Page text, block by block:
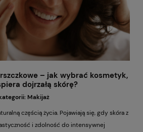
– jak wybrać kosmetyk,
dojrzałą skórę?
Makijaż
częścią życia. Pojawiają się, gdy skóra z
i zdolność do intensywnej